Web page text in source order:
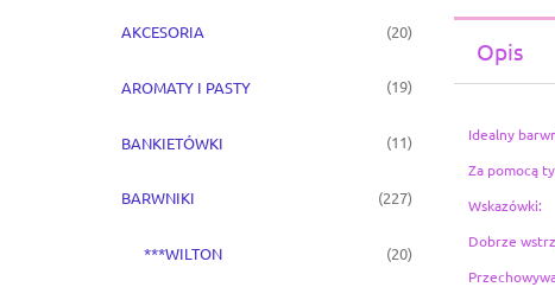
AKCESORIA (20)
AROMATY I PASTY (19)
BANKIETÓWKI (11)
BARWNIKI (227)
***WILTON (20)
Opis
Idealny
Za pomocą
Wskazówki:
Dobrze